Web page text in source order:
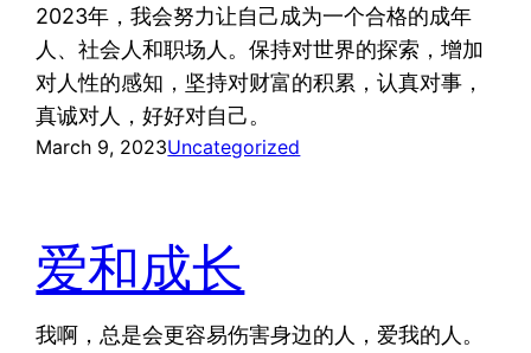
2023年，我会努力让自己成为一个合格的成年
人、社会人和职场人。保持对世界的探索，增加
对人性的感知，坚持对财富的积累，认真对事，
真诚对人，好好对自己。
March 9, 2023Uncategorized
爱和成长
我啊，总是会更容易伤害身边的人，爱我的人。